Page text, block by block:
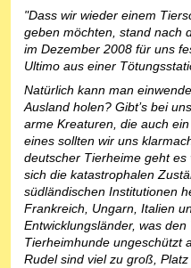
"Dass wir wieder einem
geben möchten, stand nach
im Dezember 2008 für uns
Ultimo aus einer
Natürlich kann man
Ausland holen? Gibt’s bei
arme Kreaturen, die auch
eines sollten wir uns
deutscher Tierheime geht
sich die katastrophalen
südländischen Institutionen
Frankreich, Ungarn, Italien
Entwicklungsländer, was
Tierheimhunde ungeschützt
Rudel sind viel zu groß,